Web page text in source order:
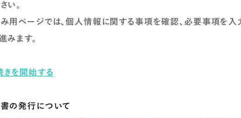
い。
用ページでは、個人情報に関する事項を確認、必要事項を入
みます。
きを開始する
の発行について